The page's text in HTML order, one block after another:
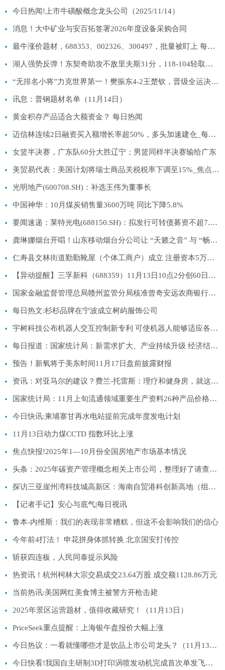
今日热闻!上市牛磺酸概念龙头公司（2025/11/14）
消息！大中矿业与安百拓签署2026年度设备采购合同
最牛涨价题材，688353、002326、300497，批量被盯上 每日快讯
湖人强势反弹！东契奇助攻不敌里夫斯31分，118-104轻取鹈鹕_每日关注
“无排名小将”力克世界第一！樊振东4-2王楚钦，晋级全运决赛-今日报
讯息：普钢题材名单（11月14日）
黄金积存产品适合大额资金？ 每日热闻
迈信林连续2日融资买入额增长率超50%，多头加速建仓_每日快播
女篮半决赛，广东队60分大胜辽宁；男篮同样半决赛输给广东
美贸易代表：美国计划将瑞士商品关税税率下调至15%_焦点讯息
光明地产(600708.SH)：补选王伟为董事长
中国神华：10月煤炭销售量3600万吨 同比下降5.8%
要闻速递：莱特光电(688150.SH)：拟发行可转债募资不超7.66亿元 用于蒲城莱特生产车间数智化升级改造项目等
龚琳娜烟台开唱！山东移动烟台分公司让 “天籁之音” 与 “畅通网络” 双向奔赴-热文
仁寿县文林街道勤勤靴屋（个体工商户）成立 注册资本5万人民币|焦点关注
【异动提醒】三孚新科（688359）11月13日10点2分创60日新高
国家金融监督管理总局赣州监管分局核准曾奇安远农商银行董事_每日热门
每日热文:杉杉品牌在宁波成立树屿服饰公司
宇树科技公布机器人交互控制新专利 可使机器人能够适应各种场景-焦点精选
每日报道：国家统计局：新需求扩大、产业持续升级 经济结构调整成效积极
预告！新氧将于美东时间11月17日盘前披露财报
资讯：对亚马尔的建议？费兰-托雷斯：理疗和健身房，就这么简单
国家统计局：11月上旬流通领域重要生产资料26种产品价格上涨|观焦点
今日快讯:柬埔寨甘再水电站提前完成年度发电计划
11月13日动力煤CCTD 指数环比上涨
焦点快报!2025年1—10月份全国房地产市场基本情况
头条：2025年碳资产管理概念相关上市公司，整理好了请查收！（11月13日）
探访三亚崖州湾科技城高新区：海南自贸港科创新高地（组图）
【记者手记】安心与底气|每日视讯
鲁本-内维斯：我们的表现非常糟糕，但这不会影响我们的信心
今年前4打法！ 申花拼身体抓转换 北京国安打传控
斩获四连板，人民同泰提示风险
热资讯！杭州柯林大宗交易成交23.64万股 成交额1128.86万元
当前热讯:美国网红美食博主被警方开枪击毙
2025年景区运营题材，值得收藏研究！（11月13日）
PriceSeek重点提醒：上海银午盘报价大幅上涨
今日热议：一看就懂哪些才是饮品上市公司龙头？（11月13日）
今日快看!我国自主研制3D打印涡喷发动机完成首次单发飞行试验